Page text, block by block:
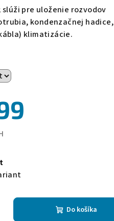
slúži pre uloženie rozvodov
kondenzačnej hadice,
klimatizácie.
Do košíka